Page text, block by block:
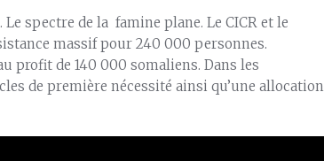
spectre de la famine plane. Le CICR et le
massif pour 240 000 personnes.
profit de 140 000 somaliens. Dans les
de première nécessité ainsi qu’une allocation